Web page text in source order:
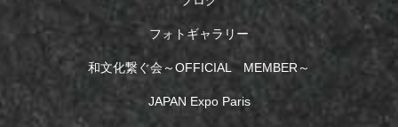
フォトギャラリー
和文化繋ぐ会～OFFICIAL MEMBER～
JAPAN Expo Paris